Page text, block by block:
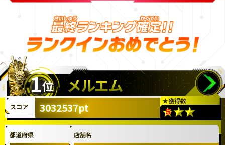
1位 メルエム
★獲得数
スコア 3032537pt
都道府県 店舗名